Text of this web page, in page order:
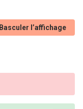
Basculer l’affichage